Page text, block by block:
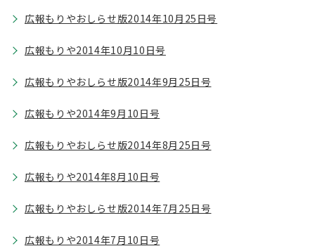
広報もりやおしらせ版2014年10月25日号
広報もりや2014年10月10日号
広報もりやおしらせ版2014年9月25日号
広報もりや2014年9月10日号
広報もりやおしらせ版2014年8月25日号
広報もりや2014年8月10日号
広報もりやおしらせ版2014年7月25日号
広報もりや2014年7月10日号